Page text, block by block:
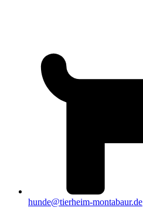
hunde@tierheim-montabaur.de